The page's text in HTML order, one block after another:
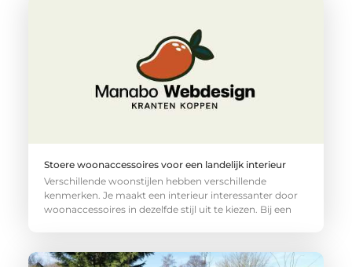
Stoere woonaccessoires voor een landelijk interieur
Verschillende woonstijlen hebben verschillende
kenmerken. Je maakt een interieur interessanter door
woonaccessoires in dezelfde stijl uit te kiezen. Bij een